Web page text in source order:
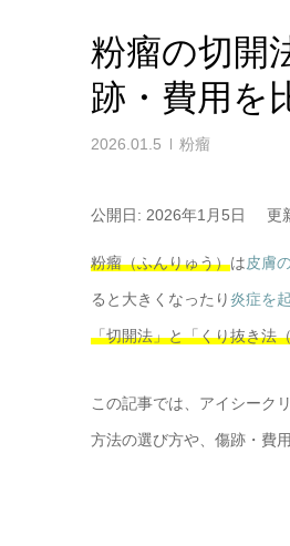
粉瘤の切開
跡・費用を
2026.01.5 粉瘤
公開日: 2026年1月5日 更
粉瘤（ふんりゅう）は皮膚
ると大きくなったり炎症を
「切開法」と「くり抜き法
この記事では、アイシーク
方法の選び方や、傷跡・費